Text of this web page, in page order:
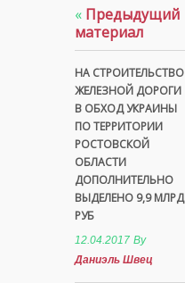
« Предыдущий
материал
НА СТРОИТЕЛЬСТВО
ЖЕЛЕЗНОЙ ДОРОГИ
В ОБХОД УКРАИНЫ
ПО ТЕРРИТОРИИ
РОСТОВСКОЙ
ОБЛАСТИ
ДОПОЛНИТЕЛЬНО
ВЫДЕЛЕНО 9,9 МЛРД
РУБ
12.04.2017 By
Даниэль Швец